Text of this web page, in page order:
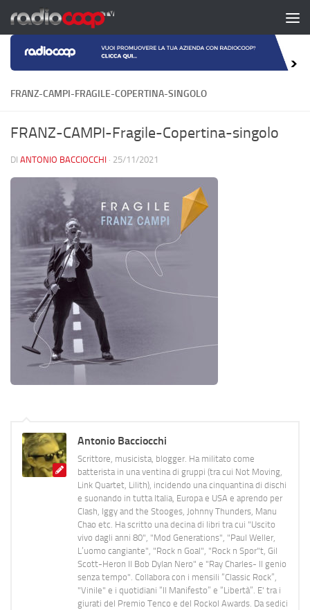
Salta al contenuto
FRANZ-CAMPI-FRAGILE-COPERTINA-SINGOLO
FRANZ-CAMPI-Fragile-Copertina-singolo
DI ANTONIO BACCIOCCHI · 25/11/2021
Antonio Bacciocchi
Scrittore, musicista, blogger. Ha militato come
batterista in una ventina di gruppi (tra cui Not Moving,
Link Quartet, Lilith), incidendo una cinquantina di dischi
e suonando in tutta Italia, Europa e USA e aprendo per
Clash, Iggy and the Stooges, Johnny Thunders, Manu
Chao etc. Ha scritto una decina di libri tra cui "Uscito
vivo dagli anni 80", "Mod Generations", "Paul Weller,
L’uomo cangiante", "Rock n Goal", "Rock n Spor"t, Gil
Scott-Heron Il Bob Dylan Nero" e "Ray Charles- Il genio
senza tempo". Collabora con i mensili “Classic Rock”,
"Vinile" e i quotidiani “Il Manifesto” e “Libertà”. E' tra i
giurati del Premio Tenco e del Rockol Awards. Da sedici